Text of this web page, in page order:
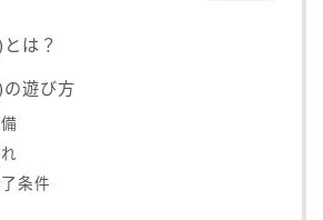
は？
遊び方
条件